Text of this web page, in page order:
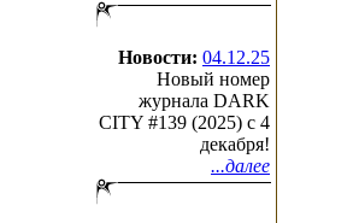
Новости: 04.12.25
Новый номер
журнала DARK
CITY #139 (2025) c 4
декабря!
...далее